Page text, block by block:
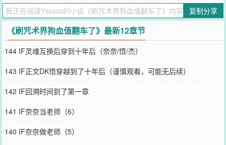
回溯时间，其实我是从十二年后来的，是你未来的老婆……”因此要把
DK白毛当成28白毛的替身。白毛不屑一顾。甚至直接表示讨厌她。于
是，黑岛奈除了刷刷日常任务打卡之外很少和他交流。直到星浆体事
件后。黑岛奈冲动之下重操旧业，死掉后回溯时间救了白毛。然后白
毛看她的眼神逐渐就变得诡异起来，像是有点未来的他讲过“扭曲的爱
意诅咒”。“……？”黑岛奈不自觉躲避这种目光。“那家伙没有告诉你，
诅咒是无法逃掉的吗，奈奈？”白毛堵到她，“尤其是最扭曲的诅咒。”
黑岛奈：“？”但他教过我怎么祓除诅咒。……白毛可以听到新同学的
心声和游戏音，对于刷狗血值格外抵触与戒备。直到他亲自感受到了
时间回溯，才意识到所谓的“游戏剧本”有真实的部分。那些原本就暧
昧的心思瞬间拨开迷雾清晰起来。不许！把老子当替身(●へ●)メ——
黑毛DK/牛战士剧本同样能听到游戏音与新同学心声的丸子头少年认为
新同学也许有苦衷，于是他选择将计就计，与新同学先从朋友做起。
但是——“我的挚友会让帮他做身体检查欸，你也会的，对吗杰？”新
复制分享
《刷咒术界狗血值翻车了》最新12章节
144 IF灵魂互换后穿到十年后（奈奈/悟/杰）
143 IF正文DK悟穿越到了十年后（谨慎观看，可能无后续）
142 IF回溯时间到了第一章
141 IF奈奈当老师（6）
140 IF奈奈做老师（5）